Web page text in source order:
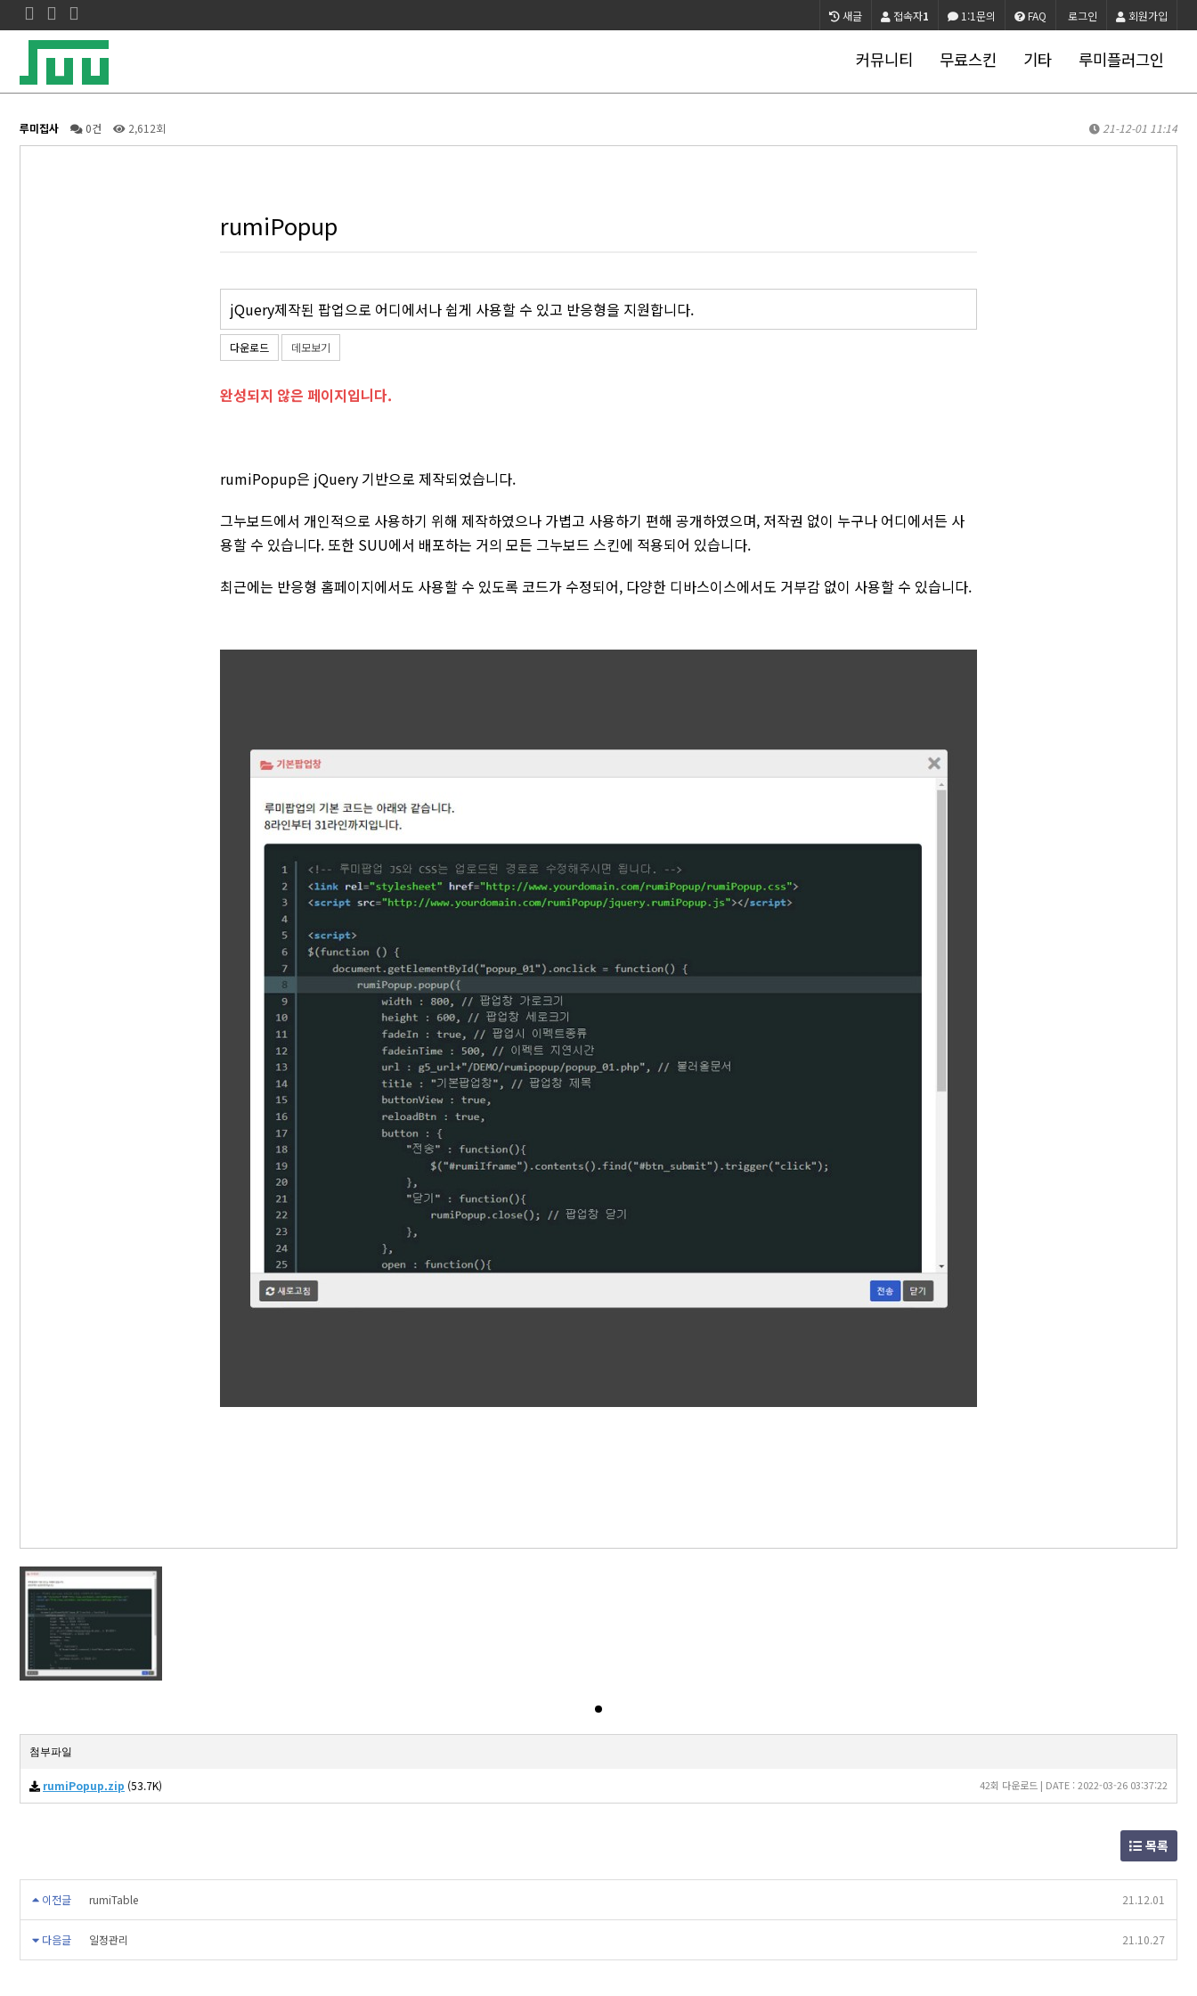
회원가입
로그인
FAQ
1:1문의
접속자1
새글
커뮤니티 무료스킨 기타 루미플러그인
루미집사 0건 2,612회 21-12-01 11:14
rumiPopup
jQuery제작된 팝업으로 어디에서나 쉽게 사용할 수 있고 반응형을 지원합니다.
다운로드 데모보기
완성되지 않은 페이지입니다.
rumiPopup은 jQuery 기반으로 제작되었습니다.
그누보드에서 개인적으로 사용하기 위해 제작하였으나 가볍고 사용하기 편해 공개하였으며, 저작권 없이 누구나 어디에서든 사
용할 수 있습니다. 또한 SUU에서 배포하는 거의 모든 그누보드 스킨에 적용되어 있습니다.
최근에는 반응형 홈페이지에서도 사용할 수 있도록 코드가 수정되어, 다양한 디바스이스에서도 거부감 없이 사용할 수 있습니다.
첨부파일
rumiPopup.zip (53.7K) 42회 다운로드 | DATE : 2022-03-26 03:37:22
목록
이전글 rumiTable 21.12.01
다음글 일정관리 21.10.27